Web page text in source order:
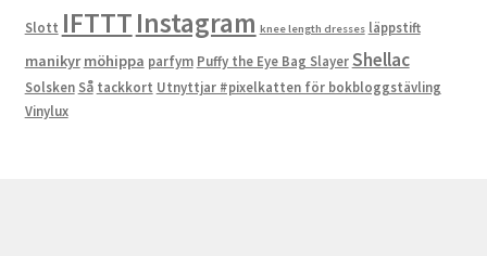
Slott IFTTTInstagram knee length dresses läppstift
manikyr möhippa parfym Puffy the Eye Bag SlayerShellac
Solsken Så tackkort Utnyttjar #pixelkatten för bokbloggstävling
Vinylux